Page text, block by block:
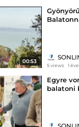
00:53
5 views 1 éve
Egyre
balatoni